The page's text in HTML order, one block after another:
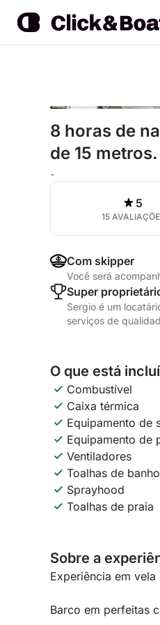
8 horas de
de 15 metros.
-
5
15
Com skipper
Você será
Super
Sergio é um
serviços de
O que está
Combustível
Caixa térmica
Equipamento de
Equipamento de
Ventiladores
Toalhas de banho
Sprayhood
Toalhas de praia
Sobre a
Experiência em
Barco em perfeitas